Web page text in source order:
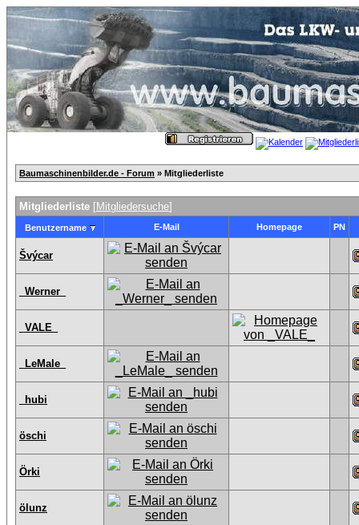
Baumaschinenbilder.de - Forum » Mitgliederliste
Mitgliederliste [Mitgliedersuche]
Benutzername E-Mail Homepage PN
Švýcar
_Werner_
_VALE_
_LeMale_
_hubi
öschi
Örki
ölunz